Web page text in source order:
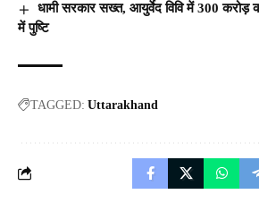
धामी सरकार सख्त, आयुर्वेद विवि में 300 करोड़
में पुष्टि
TAGGED: Uttarakhand